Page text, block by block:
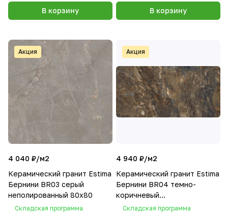
В корзину В корзину
Акция
4 040 ₽/м2
Керамический гранит Estima
Бернини BR03 серый
неполированный 80x80
Складская программа
Акция
4 940 ₽/м2
Керамический гранит Estima
Бернини BR04 темно-
коричневый
неполированный 80x160
Складская программа